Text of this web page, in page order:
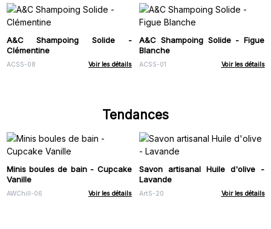
A&C Shampoing Solide -
Clémentine
ACSS-08 Voir les détails
A&C Shampoing Solide - Figue
Blanche
ACSS-01 Voir les détails
Tendances
Minis boules de bain - Cupcake
Vanille
AWChill-06 Voir les détails
Savon artisanal Huile d'olive -
Lavande
ArtS-20 Voir les détails